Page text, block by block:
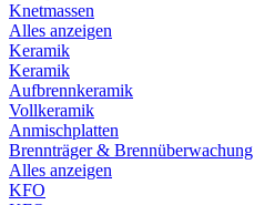
Knetmassen
Alles anzeigen
Keramik
Keramik
Aufbrennkeramik
Vollkeramik
Anmischplatten
Brennträger & Brennüberwachung
Alles anzeigen
KFO